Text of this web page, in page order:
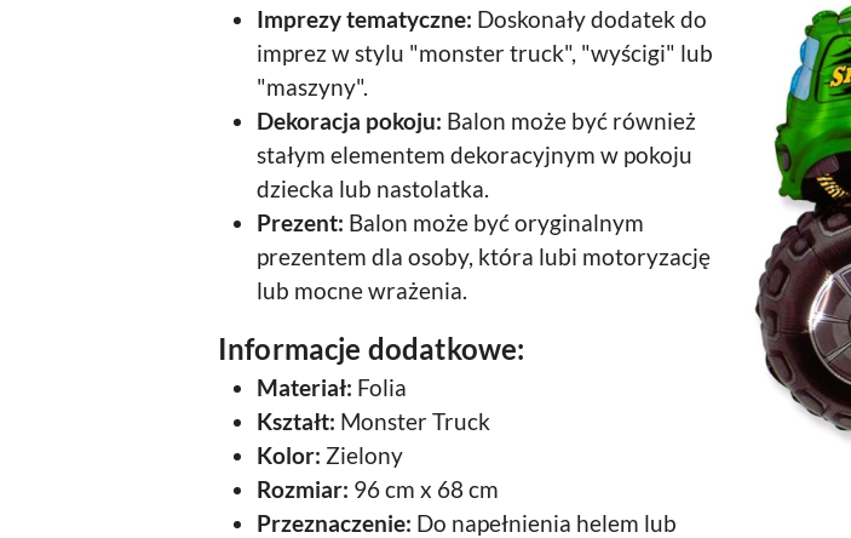
Imprezy tematyczne: Doskonały dodatek do
imprez w stylu "monster truck", "wyścigi" lub
"maszyny".
Dekoracja pokoju: Balon może być również
stałym elementem dekoracyjnym w pokoju
dziecka lub nastolatka.
Prezent: Balon może być oryginalnym
prezentem dla osoby, która lubi motoryzację
lub mocne wrażenia.
Informacje dodatkowe:
Materiał: Folia
Kształt: Monster Truck
Kolor: Zielony
Rozmiar: 96 cm x 68 cm
Przeznaczenie: Do napełnienia helem lub